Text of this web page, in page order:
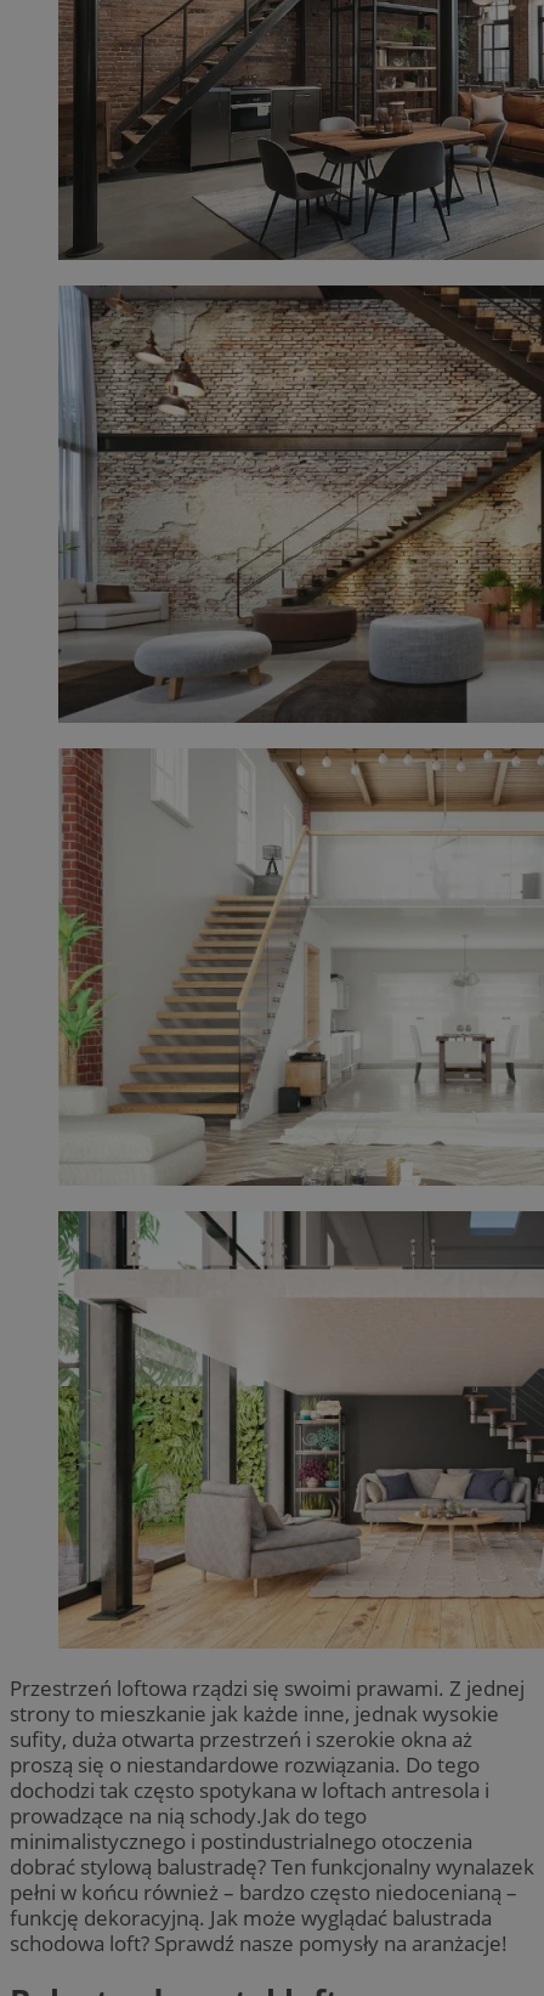
Przestrzeń loftowa rządzi się swoimi prawami. Z jednej
strony to mieszkanie jak każde inne, jednak wysokie
sufity, duża otwarta przestrzeń i szerokie okna aż
proszą się o niestandardowe rozwiązania. Do tego
dochodzi tak często spotykana w loftach antresola i
prowadzące na nią schody.Jak do tego
minimalistycznego i postindustrialnego otoczenia
dobrać stylową balustradę? Ten funkcjonalny wynalazek
pełni w końcu również – bardzo często niedocenianą –
funkcję dekoracyjną. Jak może wyglądać balustrada
schodowa loft? Sprawdź nasze pomysły na aranżacje!